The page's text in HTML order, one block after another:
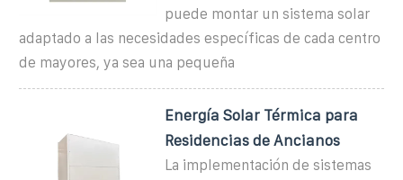
puede montar un sistema solar
adaptado a las necesidades específicas de cada centro
de mayores, ya sea una pequeña
Energía Solar Térmica para
Residencias de Ancianos
La implementación de sistemas